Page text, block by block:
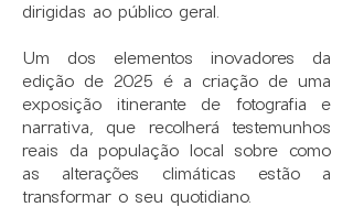
dirigidas ao público geral.​
Um dos elementos inovadores da
edição de 2025 é a criação de uma
exposição itinerante de fotografia e
narrativa, que recolherá testemunhos
reais da população local sobre como
as alterações climáticas estão a
transformar o seu quotidiano.